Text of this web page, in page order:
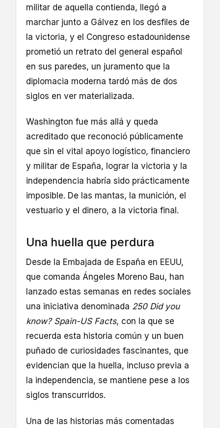
militar de aquella contienda, llegó a
marchar junto a Gálvez en los desfiles de
la victoria, y el Congreso estadounidense
prometió un retrato del general español
en sus paredes, un juramento que la
diplomacia moderna tardó más de dos
siglos en ver materializada.
Washington fue más allá y queda
acreditado que reconoció públicamente
que sin el vital apoyo logístico, financiero
y militar de España, lograr la victoria y la
independencia habría sido prácticamente
imposible. De las mantas, la munición, el
vestuario y el dinero, a la victoria final.
Una huella que perdura
Desde la Embajada de España en EEUU,
que comanda Ángeles Moreno Bau, han
lanzado estas semanas en redes sociales
una iniciativa denominada 250 Did you
know? Spain-US Facts, con la que se
recuerda esta historia común y un buen
puñado de curiosidades fascinantes, que
evidencian que la huella, incluso previa a
la independencia, se mantiene pese a los
siglos transcurridos.
Una de las historias más comentadas